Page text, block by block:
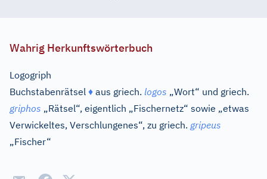
Wahrig Herkunftswörterbuch
Logogriph
Buchstabenrätsel ♦ aus griech. logos „Wort“ und griech.
griphos „Rätsel“, eigentlich „Fischernetz“ sowie „etwas
Verwickeltes, Verschlungenes“, zu griech. gripeus
„Fischer“